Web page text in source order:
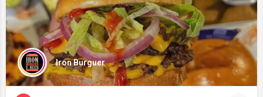
Iron Burguer